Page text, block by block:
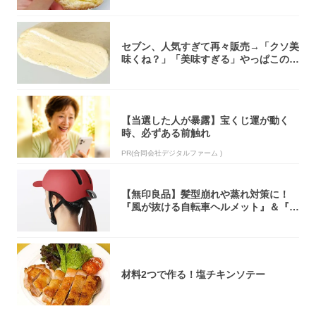
セブン、人気すぎて再々販売→「クソ美
味くね？」「美味すぎる」やっぱこのク
【当選した人が暴露】宝くじ運が動く
時、必ずある前触れ
PR(合同会社デジタルファーム )
【無印良品】髪型崩れや蒸れ対策に！
『風が抜ける自転車ヘルメット』＆『2
材料2つで作る！塩チキンソテー